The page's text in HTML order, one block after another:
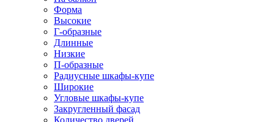
Форма
Высокие
Г-образные
Длинные
Низкие
П-образные
Радиусные шкафы-купе
Широкие
Угловые шкафы-купе
Закругленный фасад
Количество дверей